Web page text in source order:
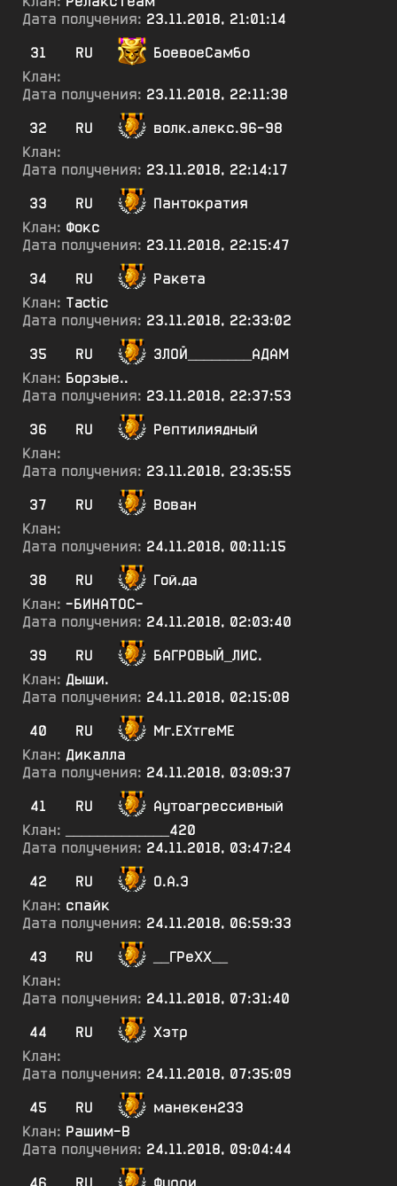
Дата получения: 23.11.2018, 21:01:14
31
RU
БоевоеСамбо
Клан:
Дата получения: 23.11.2018, 22:11:38
32
RU
волк.алекс.96-98
Клан:
Дата получения: 23.11.2018, 22:14:17
33
RU
Пантократия
Клан: Фокс
Дата получения: 23.11.2018, 22:15:47
34
RU
Ракета
Клан: Tactic
Дата получения: 23.11.2018, 22:33:02
35
RU
ЗЛОЙ________АДАМ
Клан: Борзые..
Дата получения: 23.11.2018, 22:37:53
36
RU
Рептилиядный
Клан:
Дата получения: 23.11.2018, 23:35:55
37
RU
Вован
Клан:
Дата получения: 24.11.2018, 00:11:15
38
RU
Гой.да
Клан: -БИНАТОС-
Дата получения: 24.11.2018, 02:03:40
39
RU
БАГРОВЫЙ_ЛИС.
Клан: Дыши.
Дата получения: 24.11.2018, 02:15:08
40
RU
Мг.ЕХтгеМЕ
Клан: Дикалла
Дата получения: 24.11.2018, 03:09:37
41
RU
Аутоагрессивный
Клан:
_____________420
Дата получения: 24.11.2018, 03:47:24
42
RU
О.А.Э
Клан: спайк
Дата получения: 24.11.2018, 06:59:33
43
RU
__ГРеХХ__
Клан:
Дата получения: 24.11.2018, 07:31:40
44
RU
Хэтр
Клан:
Дата получения: 24.11.2018, 07:35:09
45
RU
манекен233
Клан: Рашим-В
Дата получения: 24.11.2018, 09:04:44